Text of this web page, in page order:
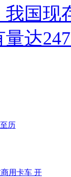
国现
达
历
用卡车 开